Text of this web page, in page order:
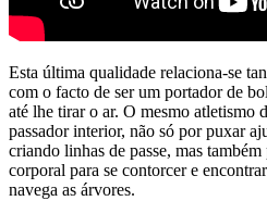
Esta última qualidade relaciona-se
com o facto de ser um portador de
até lhe tirar o ar. O mesmo atletismo
passador interior, não só por puxar
criando linhas de passe, mas
corporal para se contorcer e
navega as árvores.